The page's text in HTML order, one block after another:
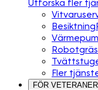
Utforska fler
Besiktning
Fler
FÖR VETERANER